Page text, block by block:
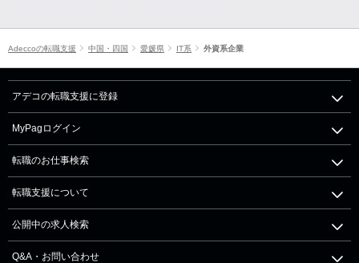
Adeccoの転職支援 中国・四国 愛媛県 IT系 外資系企業
アデコの転職支援に登録
MyPagログイン
転職のお仕事検索
転職支援について
公開中の求人検索
Q&A・お問い合わせ